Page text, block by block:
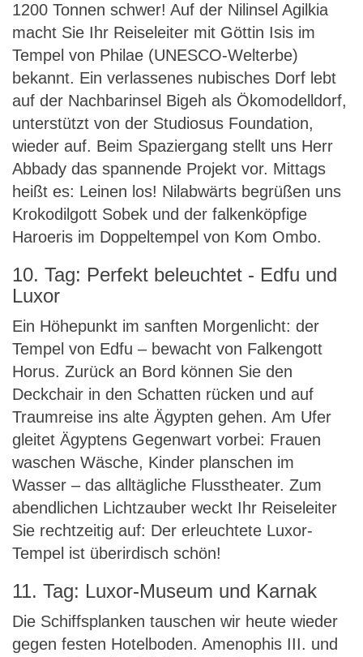
1200 Tonnen schwer! Auf der Nilinsel Agilkia
macht Sie Ihr Reiseleiter mit Göttin Isis im
Tempel von Philae (UNESCO-Welterbe)
bekannt. Ein verlassenes nubisches Dorf lebt
auf der Nachbarinsel Bigeh als Ökomodelldorf,
unterstützt von der Studiosus Foundation,
wieder auf. Beim Spaziergang stellt uns Herr
Abbady das spannende Projekt vor. Mittags
heißt es: Leinen los! Nilabwärts begrüßen uns
Krokodilgott Sobek und der falkenköpfige
Haroeris im Doppeltempel von Kom Ombo.
10. Tag: Perfekt beleuchtet - Edfu und
Luxor
Ein Höhepunkt im sanften Morgenlicht: der
Tempel von Edfu – bewacht von Falkengott
Horus. Zurück an Bord können Sie den
Deckchair in den Schatten rücken und auf
Traumreise ins alte Ägypten gehen. Am Ufer
gleitet Ägyptens Gegenwart vorbei: Frauen
waschen Wäsche, Kinder planschen im
Wasser – das alltägliche Flusstheater. Zum
abendlichen Lichtzauber weckt Ihr Reiseleiter
Sie rechtzeitig auf: Der erleuchtete Luxor-
Tempel ist überirdisch schön!
11. Tag: Luxor-Museum und Karnak
Die Schiffsplanken tauschen wir heute wieder
gegen festen Hotelboden. Amenophis III. und